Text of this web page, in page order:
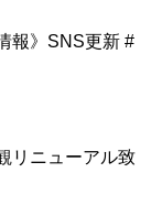
報》SNS更新 #
リニューアル致